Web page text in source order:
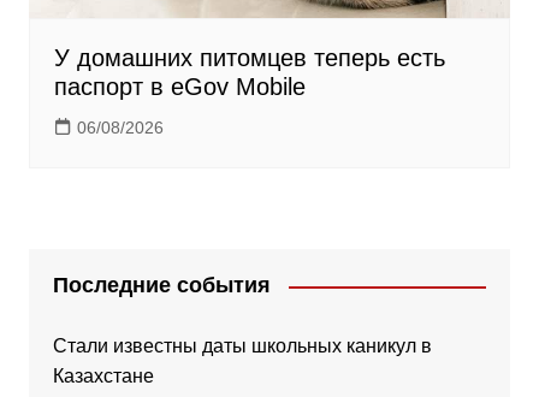
У домашних питомцев теперь есть
паспорт в eGov Mobile
06/08/2026
Последние события
Стали известны даты школьных каникул в
Казахстане